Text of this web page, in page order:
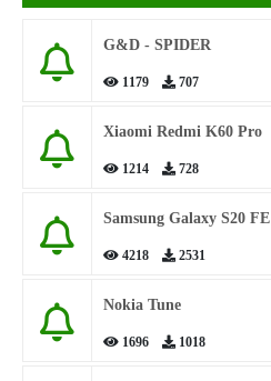
G&D - SPIDER
1179 707
Xiaomi Redmi K60 Pro
1214 728
Samsung Galaxy S20 FE
4218 2531
Nokia Tune
1696 1018